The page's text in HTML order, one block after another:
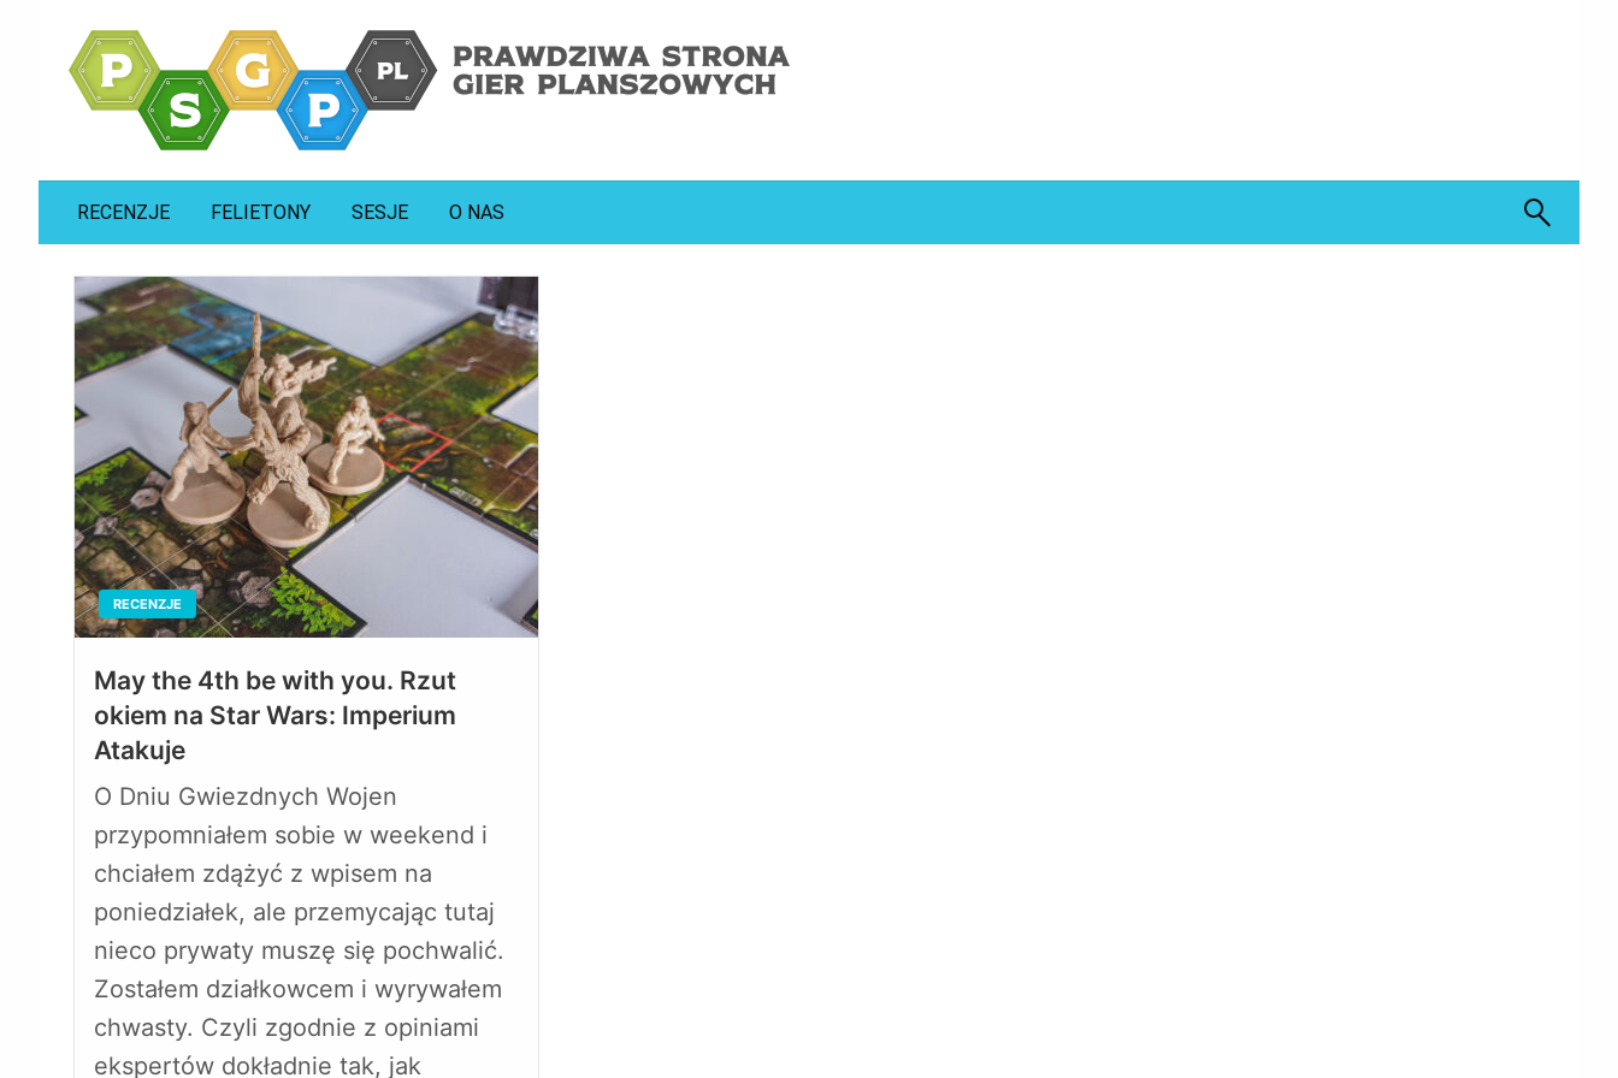
psgp.pl
RECENZJE FELIETONY SESJE O NAS
RECENZJE
May the 4th be with you. Rzut
okiem na Star Wars: Imperium
Atakuje
O Dniu Gwiezdnych Wojen
przypomniałem sobie w weekend i
chciałem zdążyć z wpisem na
poniedziałek, ale przemycając tutaj
nieco prywaty muszę się pochwalić.
Zostałem działkowcem i wyrywałem
chwasty. Czyli zgodnie z opiniami
ekspertów dokładnie tak, jak